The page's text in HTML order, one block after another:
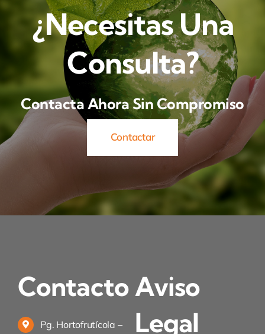
¿Necesitas Una
Consulta?
Contacta Ahora Sin Compromiso
Contactar
Contacto
Pg. Hortofrutícola –
Aviso
Legal